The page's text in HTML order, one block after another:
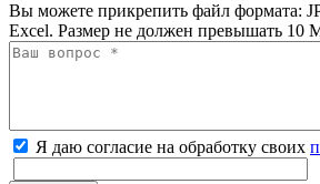
Вы можете прикрепить файл формата:
Excel. Размер не должен превышать 10
Я даю согласие на обработку своих